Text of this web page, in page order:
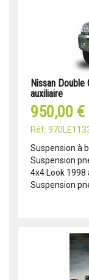
Nissan
auxiliaire
950,00 €
Réf:
Suspension à
Suspension
4x4 Look 1998
Suspension